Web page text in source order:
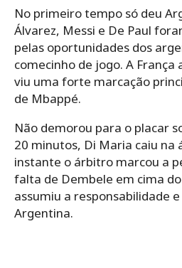
No primeiro tempo só deu
Álvarez, Messi e De Paul
pelas oportunidades dos
comecinho de jogo. A
viu uma forte marcação
de Mbappé.
Não demorou para o placar
20 minutos, Di Maria caiu na
instante o árbitro marcou a
falta de Dembele em cima
assumiu a responsabilidade
Argentina.